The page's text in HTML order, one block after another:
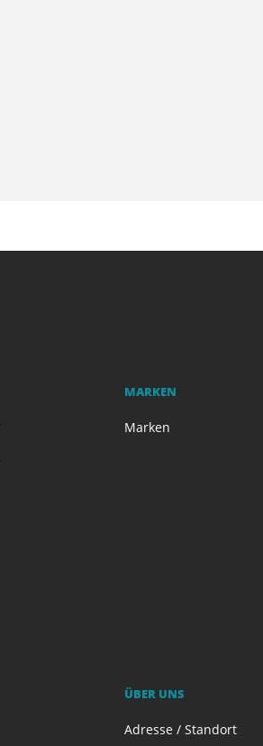
MARKEN
Marken
ÜBER UNS
Adresse / Standort